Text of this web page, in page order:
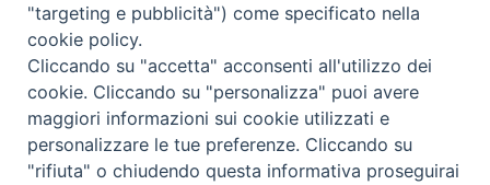
l m m g v s
d
27
28
3
4 5 6 7 8
9
10
11 12 13 14 15
17
18 19 21
"targeting e pubblicità") come specificato nella
cookie policy.
Cliccando su "accetta" acconsenti all'utilizzo dei
cookie. Cliccando su "personalizza" puoi avere
maggiori informazioni sui cookie utilizzati e
personalizzare le tue preferenze. Cliccando su
"rifiuta" o chiudendo questa informativa proseguirai